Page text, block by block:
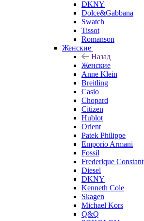
DKNY
Dolce&Gabbana
Swatch
Tissot
Romanson
Женские
Назад
Женские
Anne Klein
Breitling
Casio
Chopard
Citizen
Hublot
Orient
Patek Philippe
Emporio Armani
Fossil
Frederique Constant
Diesel
DKNY
Kenneth Cole
Skagen
Michael Kors
Q&Q